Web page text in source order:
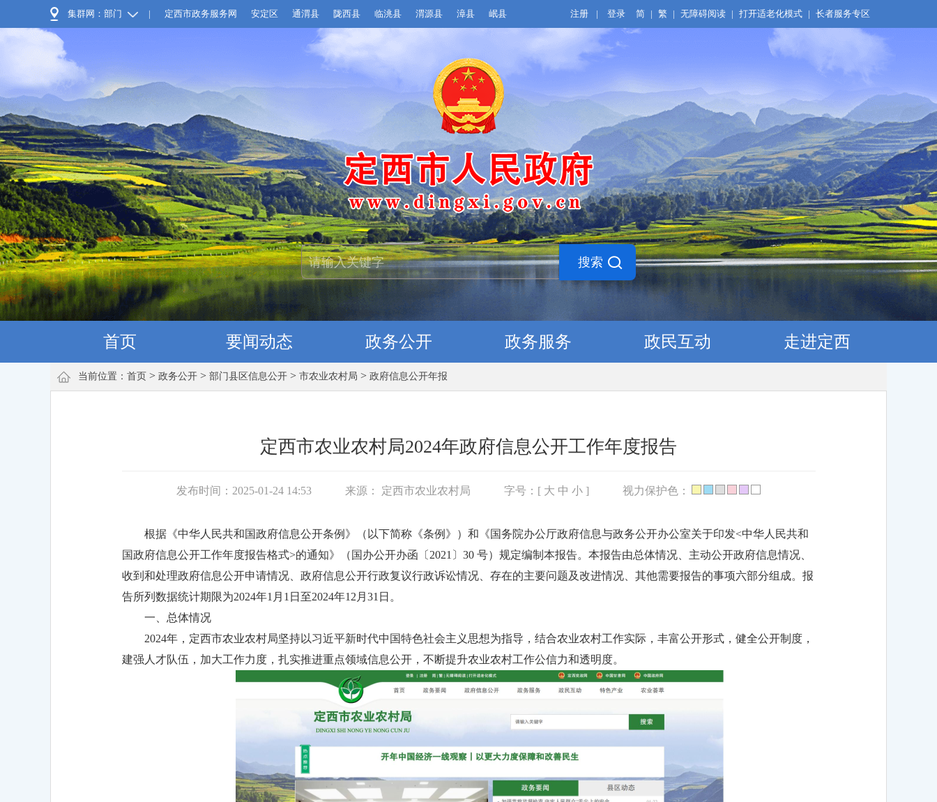
集群网：部门 | 定西市政务服务网 安定区 通渭县 陇西县 临洮县 渭源县 漳县 岷县 注册 | 登录 简 | 繁 | 无障碍阅读 | 打开适老化模式 | 长者服务专区
首页 要闻动态 政务公开 政务服务 政民互动 走进定西
当前位置： 首页 > 政务公开 > 部门县区信息公开 > 市农业农村局 > 政府信息公开年报
定西市农业农村局2024年政府信息公开工作年度报告
发布时间：2025-01-24 14:53 来源： 定西市农业农村局 字号：[ 大 中 小 ] 视力保护色：
根据《中华人民共和国政府信息公开条例》（以下简称《条例》）和《国务院办公厅政府信息与政务公开办公室关于印发<中华人民共和
国政府信息公开工作年度报告格式>的通知》（国办公开办函〔2021〕30 号）规定编制本报告。本报告由总体情况、主动公开政府信息情况、
收到和处理政府信息公开申请情况、政府信息公开行政复议行政诉讼情况、存在的主要问题及改进情况、其他需要报告的事项六部分组成。报
告所列数据统计期限为2024年1月1日至2024年12月31日。
一、总体情况
2024年，定西市农业农村局坚持以习近平新时代中国特色社会主义思想为指导，结合农业农村工作实际，丰富公开形式，健全公开制度，
建强人才队伍，加大工作力度，扎实推进重点领域信息公开，不断提升农业农村工作公信力和透明度。